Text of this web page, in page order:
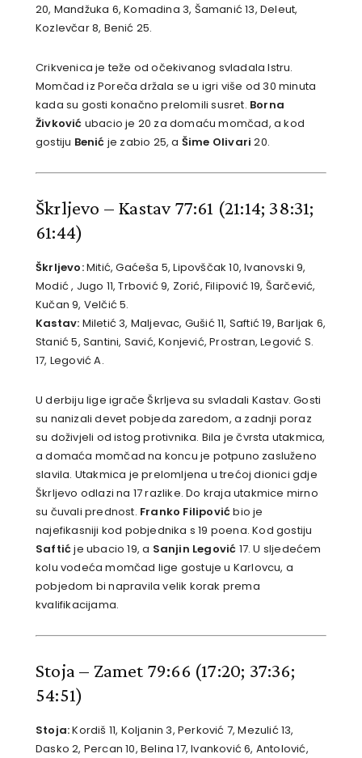
20, Mandžuka 6, Komadina 3, Šamanić 13, Deleut,
Kozlevčar 8, Benić 25.
Crikvenica je teže od očekivanog svladala Istru.
Momčad iz Poreča držala se u igri više od 30 minuta
kada su gosti konačno prelomili susret. Borna
Živković ubacio je 20 za domaću momčad, a kod
gostiju Benić je zabio 25, a Šime Olivari 20.
Škrljevo – Kastav 77:61 (21:14; 38:31;
61:44)
Škrljevo:Mitić, Gaćeša 5, Lipovščak 10, Ivanovski 9,
Modić , Jugo 11, Trbović 9, Zorić, Filipović 19, Šarčević,
Kučan 9, Velčić 5.
Kastav: Miletić 3, Maljevac, Gušić 11, Saftić 19, Barljak 6,
Stanić 5, Santini, Savić, Konjević, Prostran, Legović S.
17, Legović A.
U derbiju lige igrače Škrljeva su svladali Kastav. Gosti
su nanizali devet pobjeda zaredom, a zadnji poraz
su doživjeli od istog protivnika. Bila je čvrsta utakmica,
a domaća momčad na koncu je potpuno zasluženo
slavila. Utakmica je prelomljena u trećoj dionici gdje
Škrljevo odlazi na 17 razlike. Do kraja utakmice mirno
su čuvali prednost. Franko Filipovićbio je
najefikasniji kod pobjednika s 19 poena. Kod gostiju
Saftićje ubacio 19, a Sanjin Legović 17. U sljedećem
kolu vodeća momčad lige gostuje u Karlovcu, a
pobjedom bi napravila velik korak prema
kvalifikacijama.
Stoja – Zamet 79:66 (17:20; 37:36;
54:51)
Stoja:Kordiš 11, Koljanin 3, Perković 7, Mezulić 13,
Dasko 2, Percan 10, Belina 17, Ivanković 6, Antolović,